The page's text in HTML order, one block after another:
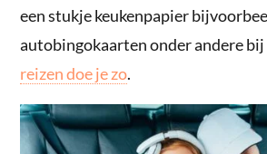
een stukje keukenpapier
autobingokaarten onder andere bij
reizen doe je zo.